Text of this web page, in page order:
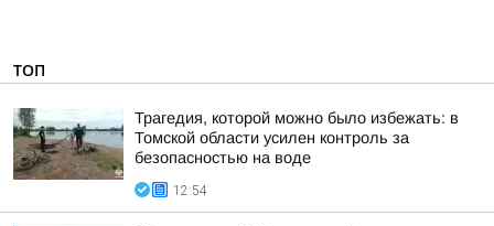
ТОП
Трагедия, которой можно было избежать: в
Томской области усилен контроль за
безопасностью на воде
12:54